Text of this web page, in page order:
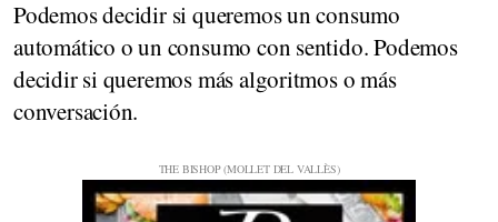
Podemos decidir si queremos un consumo
automático o un consumo con sentido. Podemos
decidir si queremos más algoritmos o más
conversación.